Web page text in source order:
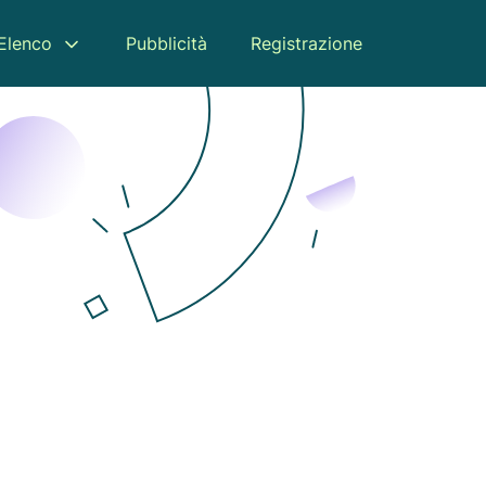
Pubblicità Registrazione